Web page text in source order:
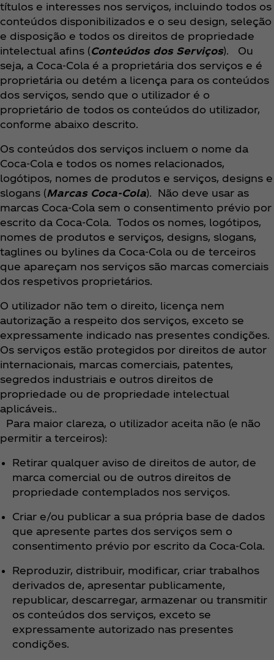
títulos e interesses nos serviços, incluindo todos os
conteúdos disponibilizados e o seu design, seleção
e disposição e todos os direitos de propriedade
intelectual afins (Conteúdos dos Serviços). Ou
seja, a Coca‑Cola é a proprietária dos serviços e é
proprietária ou detém a licença para os conteúdos
dos serviços, sendo que o utilizador é o
proprietário de todos os conteúdos do utilizador,
conforme abaixo descrito.
Os conteúdos dos serviços incluem o nome da
Coca‑Cola e todos os nomes relacionados,
logótipos, nomes de produtos e serviços, designs e
slogans (Marcas Coca‑Cola). Não deve usar as
marcas Coca‑Cola sem o consentimento prévio por
escrito da Coca‑Cola. Todos os nomes, logótipos,
nomes de produtos e serviços, designs, slogans,
taglines ou bylines da Coca‑Cola ou de terceiros
que apareçam nos serviços são marcas comerciais
dos respetivos proprietários.
O utilizador não tem o direito, licença nem
autorização a respeito dos serviços, exceto se
expressamente indicado nas presentes condições.
Os serviços estão protegidos por direitos de autor
internacionais, marcas comerciais, patentes,
segredos industriais e outros direitos de
propriedade ou de propriedade intelectual
aplicáveis..
Para maior clareza, o utilizador aceita não (e não
permitir a terceiros):
Retirar qualquer aviso de direitos de autor, de
marca comercial ou de outros direitos de
propriedade contemplados nos serviços.
Criar e/ou publicar a sua própria base de dados
que apresente partes dos serviços sem o
consentimento prévio por escrito da Coca‑Cola.
Reproduzir, distribuir, modificar, criar trabalhos
derivados de, apresentar publicamente,
republicar, descarregar, armazenar ou transmitir
os conteúdos dos serviços, exceto se
expressamente autorizado nas presentes
condições.